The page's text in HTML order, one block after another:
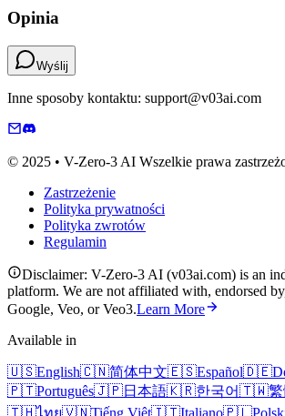
Opinia
Wyślij
Inne sposoby kontaktu: support@v03ai.com
© 2025 • V-Zero-3 AI Wszelkie prawa
Zastrzeżenie
Polityka prywatności
Polityka zwrotów
Regulamin
Disclaimer: V-Zero-3 AI (v03ai.com) is an
platform. We are not affiliated with, endorsed
Google, Veo, or Veo3.Learn More
Available in
🇺🇸English🇨🇳简体中文🇪🇸Español🇩🇪
🇵🇹Português🇯🇵日本語🇰🇷한국어🇹🇼
🇹🇭ไทย🇻🇳Tiếng Việt🇮🇹Italiano🇵🇱